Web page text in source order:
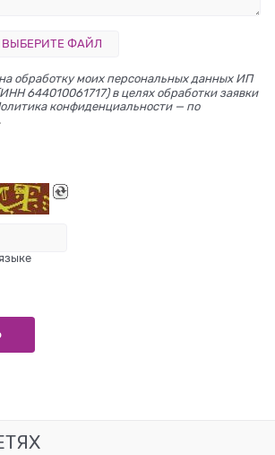
ВЫБЕРИТЕ ФАЙЛ
обработку моих персональных данных ИП
644010061717) в целях обработки заявки
конфиденциальности — по